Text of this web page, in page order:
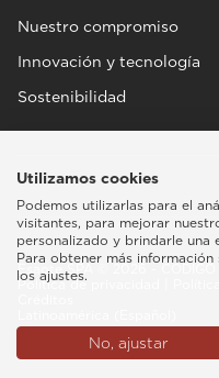
Nuestro compromiso
Innovación y tecnología
Sostenibilidad
Esaote SPA © 2026 - CÓDIGO
Política de privacidad
Utilizamos cookies
Podemos utilizarlas para el
visitantes, para mejorar
personalizado y brindarle una
Para obtener más
los ajustes.
No, ajustar